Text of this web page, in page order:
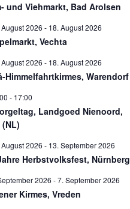
und Viehmarkt, Bad Arolsen
August 2026 - 18. August 2026
Vechta
August 2026 - 18. August 2026
Himmelfahrtkirmes, Warendorf
- 17:00
Landgoed Nienoord,
2026 - 13. September 2026
Herbstvolksfest, Nürnberg
2026 -7. September 2026
Kirmes, Vreden